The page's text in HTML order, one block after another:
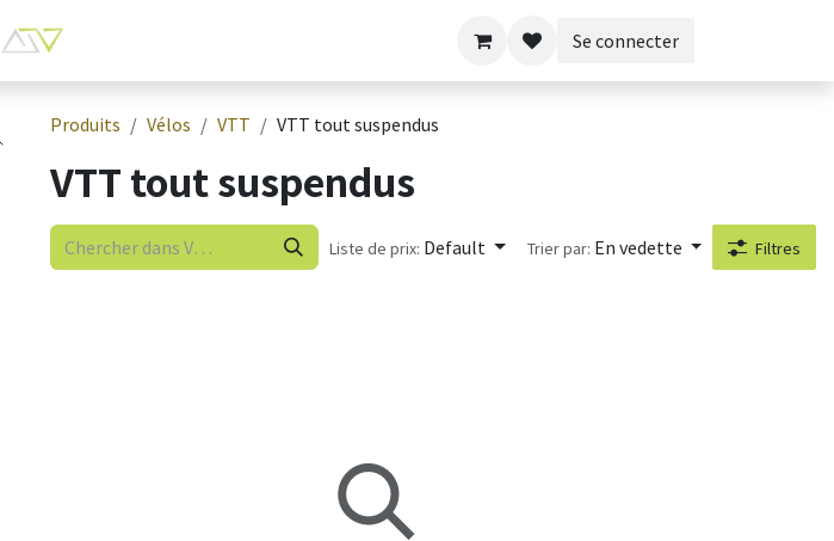
Se connecter
Produits Vélos VTT VTT tout suspendus
VTT tout suspendus
Liste de prix: Default Trier par: En vedette Filtres